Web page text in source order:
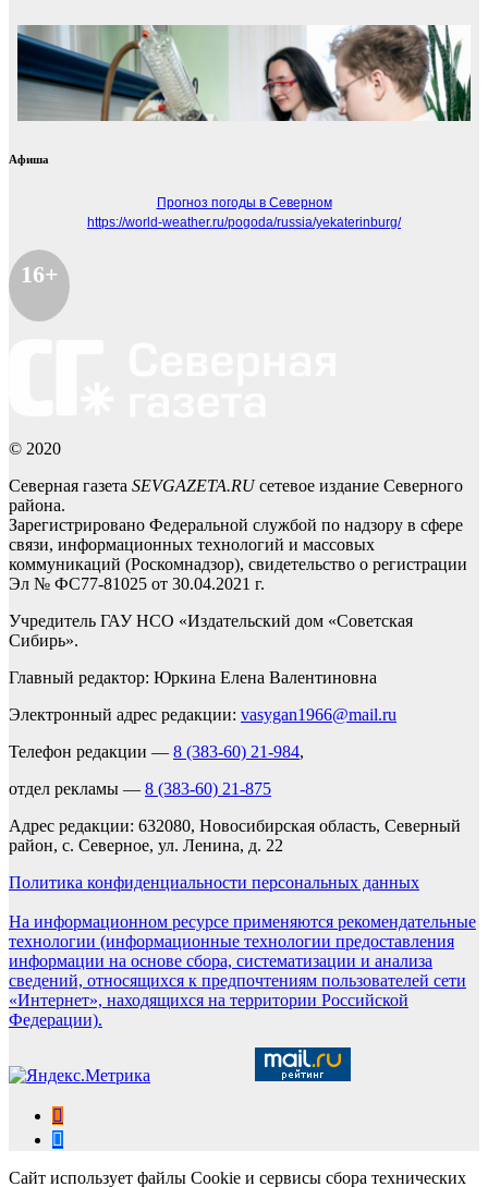
Афиша
Прогноз погоды в Северном
https://world-weather.ru/pogoda/russia/yekaterinburg/
16+
© 2020
Северная газета SEVGAZETA.RUсетевое издание Северного
района.
Зарегистрировано Федеральной службой по надзору в сфере
связи, информационных технологий и массовых
коммуникаций (Роскомнадзор), свидетельство о регистрации
Эл № ФС77-81025 от 30.04.2021 г.
Учредитель ГАУ НСО «Издательский дом «Советская
Сибирь».
Главный редактор: Юркина Елена Валентиновна
Электронный адрес редакции: vasygan1966@mail.ru
Телефон редакции — 8 (383-60) 21-984,
отдел рекламы — 8 (383-60) 21-875
Адрес редакции: 632080, Новосибирская область, Северный
район, с. Северное, ул. Ленина, д. 22
Политика конфиденциальности персональных данных
На информационном ресурсе применяются рекомендательные
технологии (информационные технологии предоставления
информации на основе сбора, систематизации и анализа
сведений, относящихся к предпочтениям пользователей сети
«Интернет», находящихся на территории Российской
Федерации).
Сайт использует файлы Cookie и сервисы сбора технических